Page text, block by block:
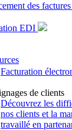
des factures
EDI
Facturation
de clients
Découvrez les
nos clients et la
travaillé en